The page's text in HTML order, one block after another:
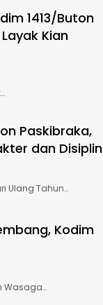
1413/Buton
Kian
Paskibraka,
dan Disiplin
Ulang Tahun…
Kodim
Wasaga…